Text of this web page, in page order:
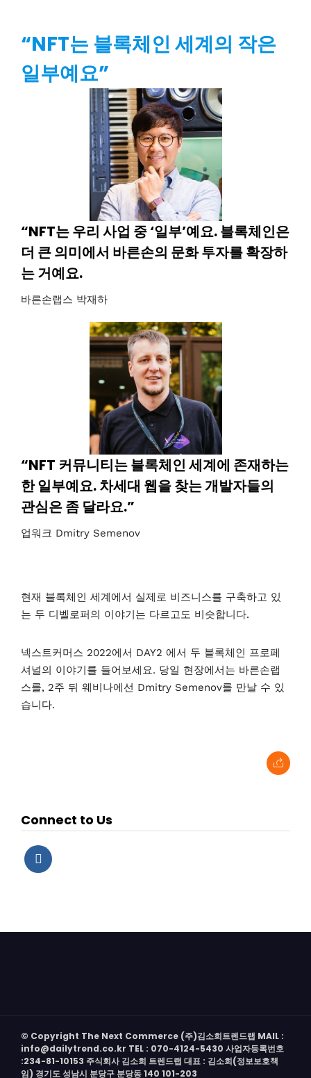
“NFT는 블록체인 세계의 작은
일부예요”
“NFT는 우리 사업 중 ‘일부’예요. 블록체인은
더 큰 의미에서 바른손의 문화 투자를 확장하
는 거예요.
바른손랩스 박재하
“NFT 커뮤니티는 블록체인 세계에 존재하는
한 일부예요. 차세대 웹을 찾는 개발자들의
관심은 좀 달라요.”
업워크 Dmitry Semenov
현재 블록체인 세계에서 실제로 비즈니스를 구축하고 있
는 두 디벨로퍼의 이야기는 다르고도 비슷합니다.
넥스트커머스 2022에서 DAY2 에서 두 블록체인 프로페
셔널의 이야기를 들어보세요. 당일 현장에서는 바른손랩
스를, 2주 뒤 웨비나에선 Dmitry Semenov를 만날 수 있
습니다.
Connect to Us
© Copyright The Next Commerce (주)김소희트렌드랩 MAIL :
info@dailytrend.co.kr TEL : 070-4124-5430 사업자등록번호
:234-81-10153 주식회사 김소희 트렌드랩 대표 : 김소희(정보보호책
임) 경기도 성남시 분당구 분당동 140 101-203